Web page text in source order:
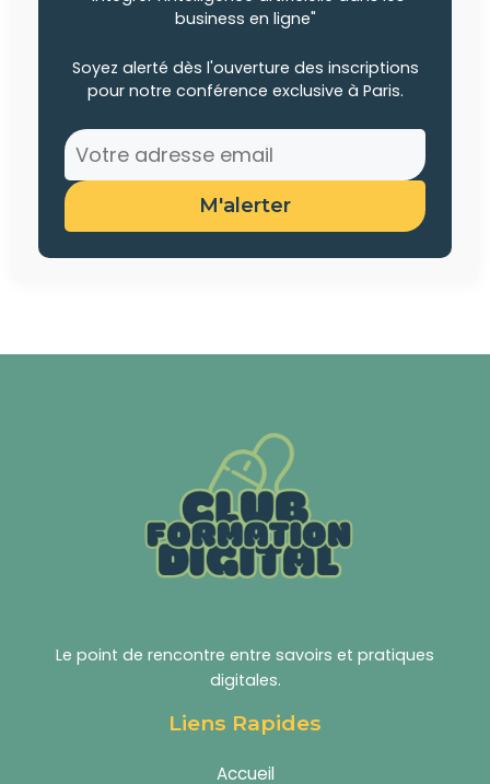
business en ligne"
Soyez alerté dès l'ouverture des inscriptions
pour notre conférence exclusive à Paris.
M'alerter
Le point de rencontre entre savoirs et pratiques
digitales.
Liens Rapides
Accueil